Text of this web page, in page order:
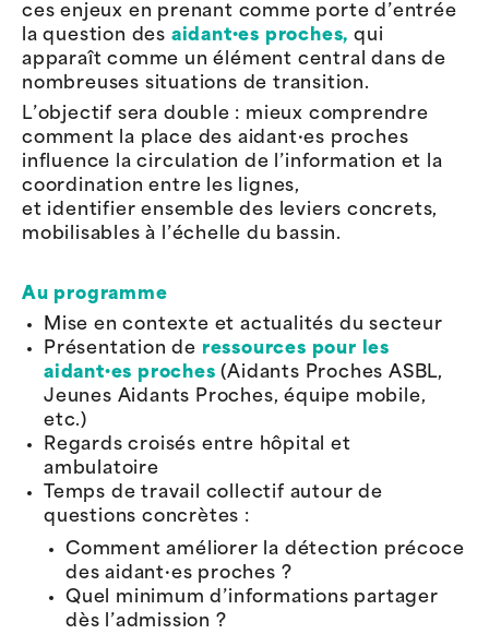
ces enjeux en prenant comme porte d’entrée
la question des aidant·es proches,qui
apparaît comme un élément central dans de
nombreuses situations de transition.
L’objectif sera double : mieux comprendre
comment la place des aidant·es proches
influence la circulation de l’information et la
coordination entre les lignes,
et identifier ensemble des leviers concrets,
mobilisables à l’échelle du bassin.
Au programme
Mise en contexte et actualités du secteur
Présentation de ressources pour les
aidant·es proches (Aidants Proches ASBL,
Jeunes Aidants Proches, équipe mobile,
etc.)
Regards croisés entre hôpital et
ambulatoire
Temps de travail collectif autour de
questions concrètes :
Comment améliorer la détection précoce
des aidant·es proches ?
Quel minimum d’informations partager
dès l’admission ?